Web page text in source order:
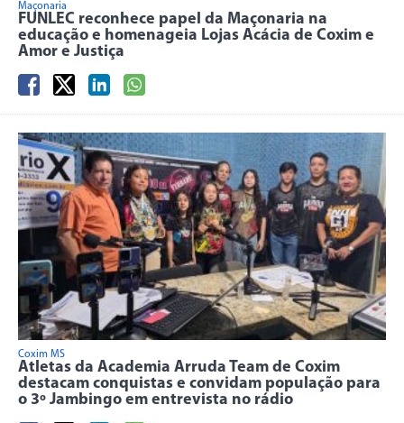
Maçonaria
FUNLEC reconhece papel da Maçonaria na
educação e homenageia Lojas Acácia de Coxim e
Amor e Justiça
Coxim MS
Atletas da Academia Arruda Team de Coxim
destacam conquistas e convidam população para
o 3º Jambingo em entrevista no rádio